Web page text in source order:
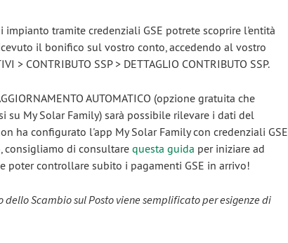
tramite credenziali GSE potrete scoprire l'entità
il bonifico sul vostro conto, accedendo al vostro
CONTRIBUTO SSP > DETTAGLIO CONTRIBUTO SSP.
AUTOMATICO (opzione gratuita che
My Solar Family) sarà possibile rilevare i dati del
ha configurato l'app My Solar Family con credenziali GSE
consigliamo di consultarequesta guida per iniziare ad
poter controllare subito i pagamenti GSE in arrivo!
Scambio sul Posto viene semplificato per esigenze di